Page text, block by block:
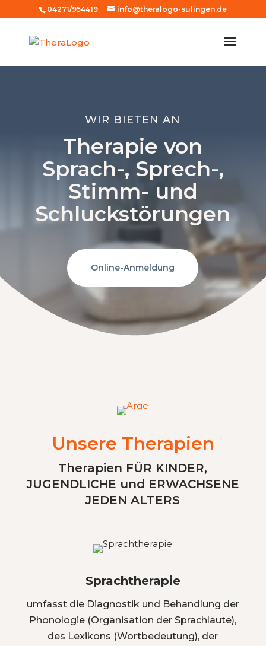
04271/954419 info@theralogo-sulingen.de
WIR BIETEN AN
Therapie von
Sprach-, Sprech-,
Stimm- und
Schluckstörungen
Online-Anmeldung
Unsere Therapien
Therapien FÜR KINDER,
JUGENDLICHE und ERWACHSENE
JEDEN ALTERS
Sprachtherapie
umfasst die Diagnostik und Behandlung der
Phonologie (Organisation der Sprachlaute),
des Lexikons (Wortbedeutung), der